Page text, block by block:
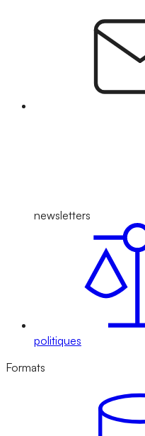
newsletters
politiques
Formats